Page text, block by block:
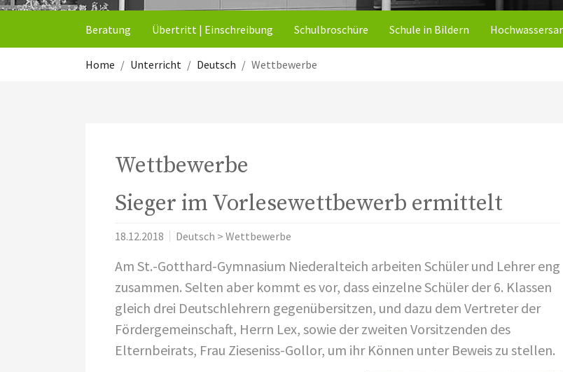
Beratung Übertritt | Einschreibung Schulbroschüre Schule in Bildern
Home Unterricht Deutsch Wettbewerbe
Wettbewerbe
Sieger im Vorlesewettbewerb ermittelt
18.12.2018 Deutsch > Wettbewerbe
Am St.-Gotthard-Gymnasium Niederalteich arbeiten Schüler und Lehrer eng
zusammen. Selten aber kommt es vor, dass einzelne Schüler der 6. Klassen
gleich drei Deutschlehrern gegenübersitzen, und dazu dem Vertreter der
Fördergemeinschaft, Herrn Lex, sowie der zweiten Vorsitzenden des
Elternbeirats, Frau Zieseniss-Gollor, um ihr Können unter Beweis zu stellen.